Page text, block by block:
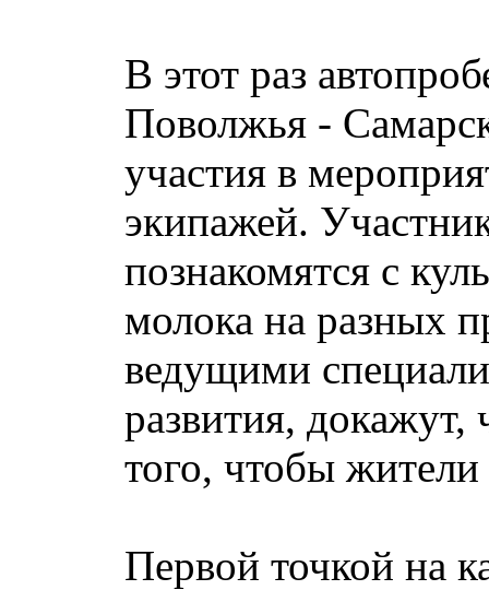
В этот раз
Поволжья -
участия в
экипажей.
познакомятся с
молока на разных
ведущими
развития, докажут,
того, чтобы
Первой точкой на